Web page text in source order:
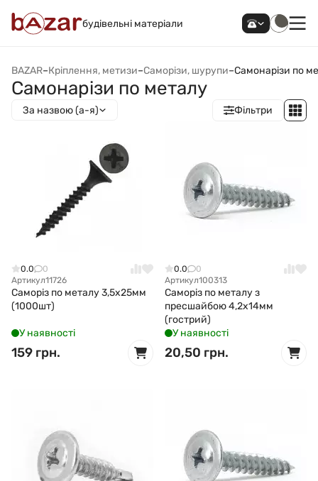
будівельні матеріали
BAZAR–Кріплення, метизи–Саморізи, шурупи–Самонарізи по
Самонарізи по металу
За назвою (а-я) Фільтри
0.0
0
Артикул11726
Саморіз по металу 3,5х25мм
(1000шт)
У наявності
159 грн.
0.0
0
Артикул100313
Саморіз по металу з
пресшайбою 4,2x14мм
(гострий)
У наявності
20,50 грн.